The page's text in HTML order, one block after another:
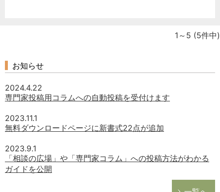
1～5 (5件中)
お知らせ
2024.4.22
専門家投稿用コラムへの自動投稿を受付けます
2023.11.1
無料ダウンロードページに新書式22点が追加
2023.9.1
「相談の広場」や「専門家コラム」への投稿方法がわかる
ガイドを公開